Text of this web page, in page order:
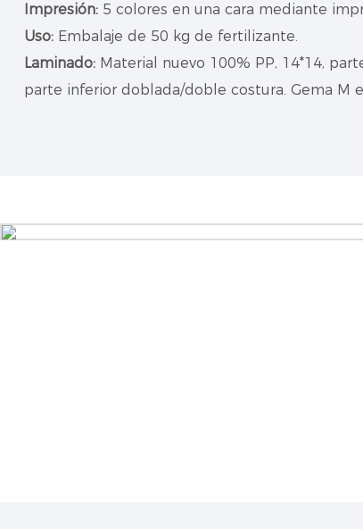
Impresión: 5 colores en una cara mediante
Uso: Embalaje de 50 kg de fertilizante.
Laminado: Material nuevo 100% PP, 14*14,
parte inferior doblada/doble costura. Gema M